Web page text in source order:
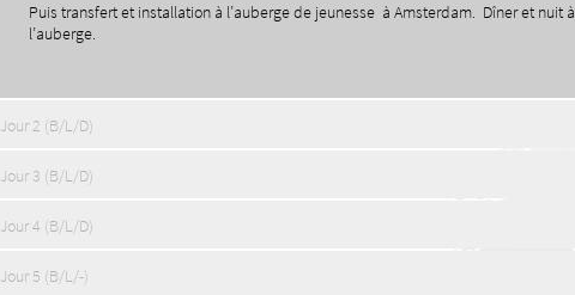
Puis transfert et installation à l’auberge de jeunesse à Amsterdam. Dîner et nuit à
l’auberge.
Jour 2 (B/L/D)
Jour 3 (B/L/D)
Jour 4 (B/L/D)
Jour 5 (B/L/-)